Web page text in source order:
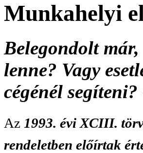
Munkahelyi
Belegondolt
lenne? Vagy
cégénél
Az 1993. évi XCIII.
rendeletben előírtak